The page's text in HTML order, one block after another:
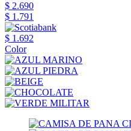
$ 2.690
$ 1.791
$ 1.692
Color